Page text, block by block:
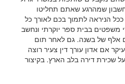
שמהרגע שאתם תחליטו
הניראה לתמוך בכם לאורך כל
משפטים בבית ספר יוקרתי ונחשב
אלף של בשנה. גם לאחר תום
אם אדון עורך דין צעיר רוצה
שכירת דירה בלב הארץ. בקיצור